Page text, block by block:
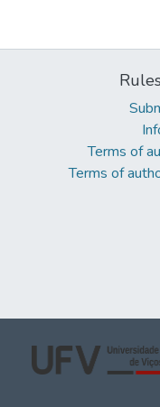
Terms of
Terms of